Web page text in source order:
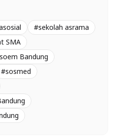
#sekolah asrama
SMA
Bandung
#sosmed